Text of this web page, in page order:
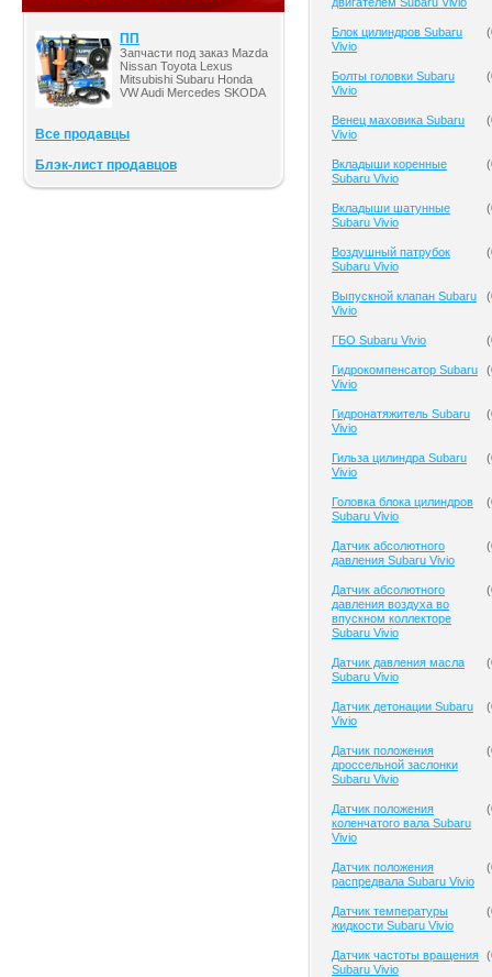
ПП
Запчасти под заказ Mazda
Nissan Toyota Lexus
Mitsubishi Subaru Honda
VW Audi Mercedes SKODA
Все продавцы
Блэк-лист продавцов
Блок цилиндров Subaru
Vivio
(
Болты головки Subaru
Vivio
(
Венец маховика Subaru
Vivio
(
Вкладыши коренные
Subaru Vivio
(
Вкладыши шатунные
Subaru Vivio
(
Воздушный патрубок
Subaru Vivio
(
Выпускной клапан Subaru
Vivio
(
ГБО Subaru Vivio (
Гидрокомпенсатор Subaru
Vivio
(
Гидронатяжитель Subaru
Vivio
(
Гильза цилиндра Subaru
Vivio
(
Головка блока цилиндров
Subaru Vivio
(
Датчик абсолютного
давления Subaru Vivio
(
Датчик абсолютного
давления воздуха во
впускном коллекторе
Subaru Vivio
(
Датчик давления масла
Subaru Vivio
(
Датчик детонации Subaru
Vivio
(
Датчик положения
дроссельной заслонки
Subaru Vivio
(
Датчик положения
коленчатого вала Subaru
Vivio
(
Датчик положения
распредвала Subaru Vivio
(
Датчик температуры
жидкости Subaru Vivio
(
Датчик частоты вращения
Subaru Vivio
(